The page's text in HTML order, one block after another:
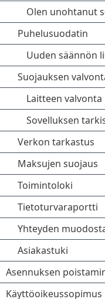
Olen unohtanut
Puhelusuodatin
Uuden säännön
Suojauksen
Laitteen valvonta
Sovelluksen
Verkon tarkastus
Maksujen suojaus
Toimintoloki
Tietoturvaraportti
Yhteyden
Asiakastuki
Asennuksen
Käyttöoikeussopimus